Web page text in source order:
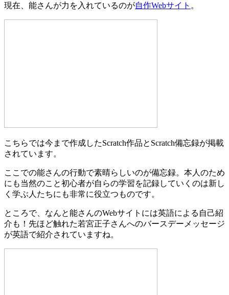
現在、能さんが力を入れているのが自作Webサイト 。
こちらでは今まで作成したScratch作品とScratch備忘録が掲載
されています。
ここでの能さんの行動で素晴らしいのが備忘録。本人のため
にも当然のこと初心者が自らの学習を記録していくのは新し
く学ぶ人たちにも非常に役立つものです。
ところで、なんと能さんのWebサイトには英語による自己紹
介も！先ほど触れた若宮正子さんへのバースデーメッセージ
が英語で紹介されていますね。